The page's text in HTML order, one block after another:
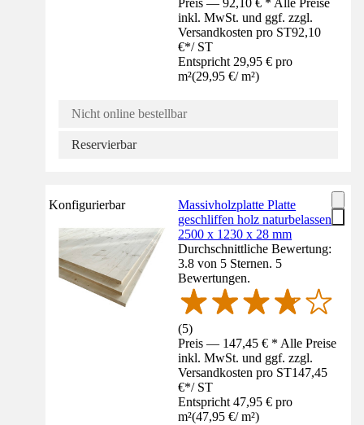
inkl. MwSt. und ggf. zzgl.
Versandkosten pro ST92,10
€*/ ST
Entspricht 29,95 € pro
m²(29,95 €/ m²)
Nicht online bestellbar
Reservierbar
Konfigurierbar
Massivholzplatte Platte
geschliffen holz naturbelassen
2500 x 1230 x 28 mm
Durchschnittliche Bewertung:
3.8 von 5 Sternen. 5
Bewertungen.
(5)
Preis — 147,45 € * Alle Preise
inkl. MwSt. und ggf. zzgl.
Versandkosten pro ST147,45
€*/ ST
Entspricht 47,95 € pro
m²(47,95 €/ m²)